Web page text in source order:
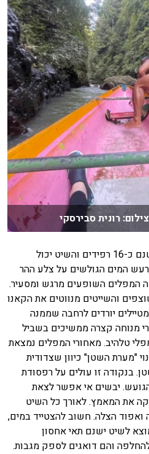
רונית סבירסקי
מנקודת המוצא עד המפלים ישנם כ-16 רפידים והשיט יכול
המים הגולשים על צלע ההר
המפלים השופעים מרגש ומסעיר.
והשייטים מנווטים את הקאנו
יורדים לרחבה שממנה
מנוחה קצרה ממשיכים בשביל
טלהיב. מאחורי המפלים נמצאת
"מערת השטן" כיוון שצדודית
בנקודה זו עולים על רפסודת
יבשים אי אפשר לצאת
את המאמץ. לאורך כל השיט
ואפוד הצלה. חשוב להצטייד במים,
לשיט ישנם תאי אחסון
והם דואגים לספק מגבות.